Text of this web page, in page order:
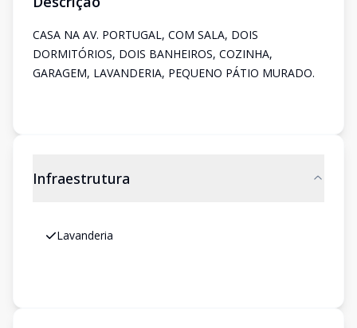
CASA NA AV. PORTUGAL, COM SALA, DOIS
DORMITÓRIOS, DOIS BANHEIROS, COZINHA,
GARAGEM, LAVANDERIA, PEQUENO PÁTIO MURADO.
Infraestrutura
Lavanderia